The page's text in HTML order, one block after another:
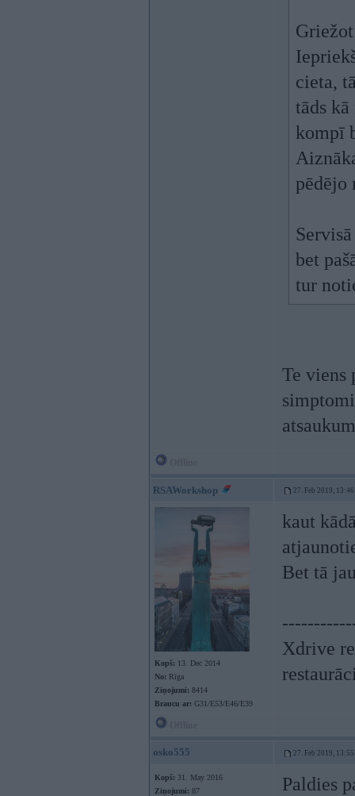
cieta,
tāds
kompī
pēdējo
bet
tur
Te viens
RSAWorkshop 27. Feb 2019, 13:46
Kopš: 13. Dec 2014
No: Rīga
Ziņojumi: 8414
Braucu ar: G31/E53/E46/E39
kaut
Bet tā
Xdrive
osko555 27. Feb 2019, 13:55
Kopš: 31. May 2016
Ziņojumi: 87
Paldies